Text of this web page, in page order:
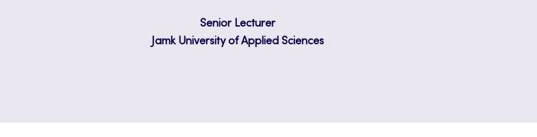
Senior Lecturer
Jamk University of Applied Sciences